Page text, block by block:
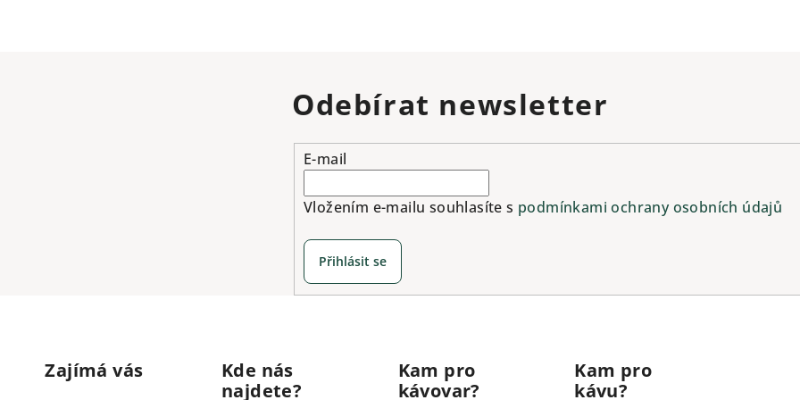
Odebírat newsletter
E-mail
Vložením e-mailu souhlasíte s podmínkami ochrany osobních údajů
Přihlásit se
Zajímá vás
Kde nás
najdete?
Kam pro
kávovar?
Kam pro
kávu?